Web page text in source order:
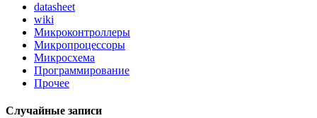
datasheet
wiki
Микроконтроллеры
Микропроцессоры
Микросхема
Программирование
Прочее
Случайные записи